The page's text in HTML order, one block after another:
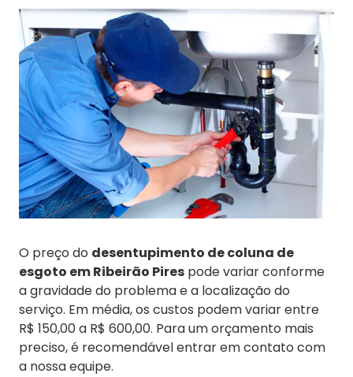
O preço do desentupimento de coluna de
esgoto em Ribeirão Pires pode variar conforme
a gravidade do problema e a localização do
serviço. Em média, os custos podem variar entre
R$ 150,00 a R$ 600,00. Para um orçamento mais
preciso, é recomendável entrar em contato com
a nossa equipe.